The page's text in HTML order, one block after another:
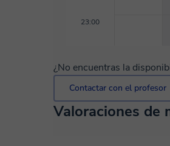
23:00
¿No encuentras la
Contactar con el profesor
Valoraciones de